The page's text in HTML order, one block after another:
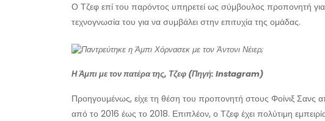
Ο Τζεφ επί του παρόντος υπηρετεί ως σύμβουλος προπονητή
τεχνογνωσία του για να συμβάλει στην επιτυχία της ομάδας.
Η Άμπι με τον πατέρα της, Τζεφ (Πηγή: Instagram)
Προηγουμένως, είχε τη θέση του προπονητή στους Φοίνιξ Σανς
από το 2016 έως το 2018. Επιπλέον, ο Τζεφ έχει πολύτιμη